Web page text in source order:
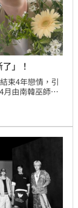
」！
束4年戀情，引
月由南韓巫師發
，也吸引大批